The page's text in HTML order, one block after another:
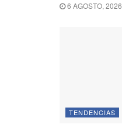
6 AGOSTO, 2026
TENDENCIAS